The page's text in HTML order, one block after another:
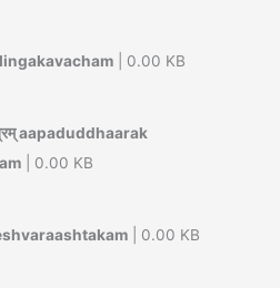
| 0.00 KB
aapaduddhaarak
| 0.00 KB
| 0.00 KB